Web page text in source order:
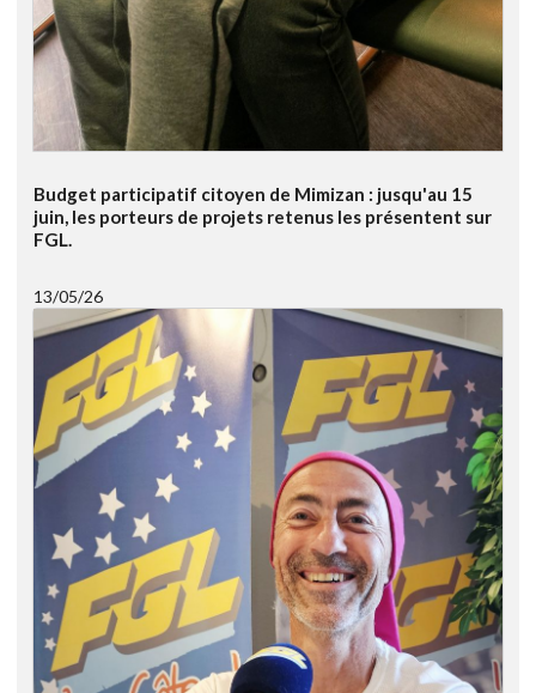
Budget participatif citoyen de Mimizan : jusqu'au 15
juin, les porteurs de projets retenus les présentent sur
FGL.
13/05/26